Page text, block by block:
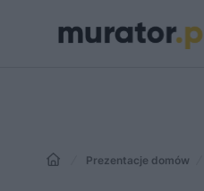
Prezentacje domów